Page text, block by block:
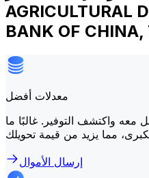
AGRICULTURAL
BANK OF CHINA,
معدلات أفضل
معه واكتشف التوفير. غالبًا ما
إرسال الأموال